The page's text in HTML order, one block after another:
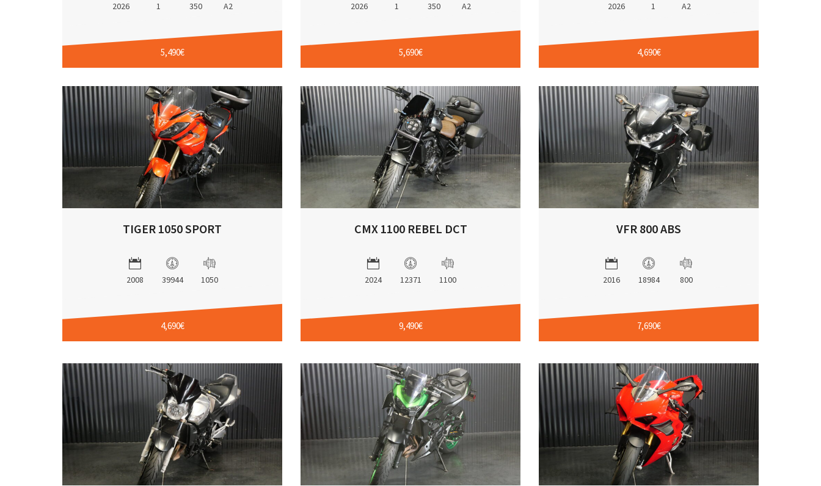
2026 1 350 A2
5,490€
2026 1 350 A2
5,690€
2026 1 A2
4,690€
TIGER 1050 SPORT
2008 39944 1050
4,690€
CMX 1100 REBEL DCT
2024 12371 1100
9,490€
VFR 800 ABS
2016 18984 800
7,690€